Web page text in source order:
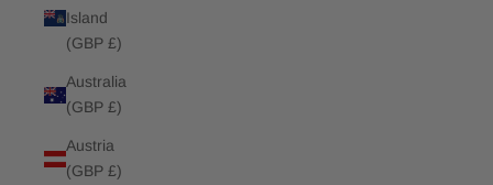
Island
(GBP £)
Australia
(GBP £)
Austria
(GBP £)